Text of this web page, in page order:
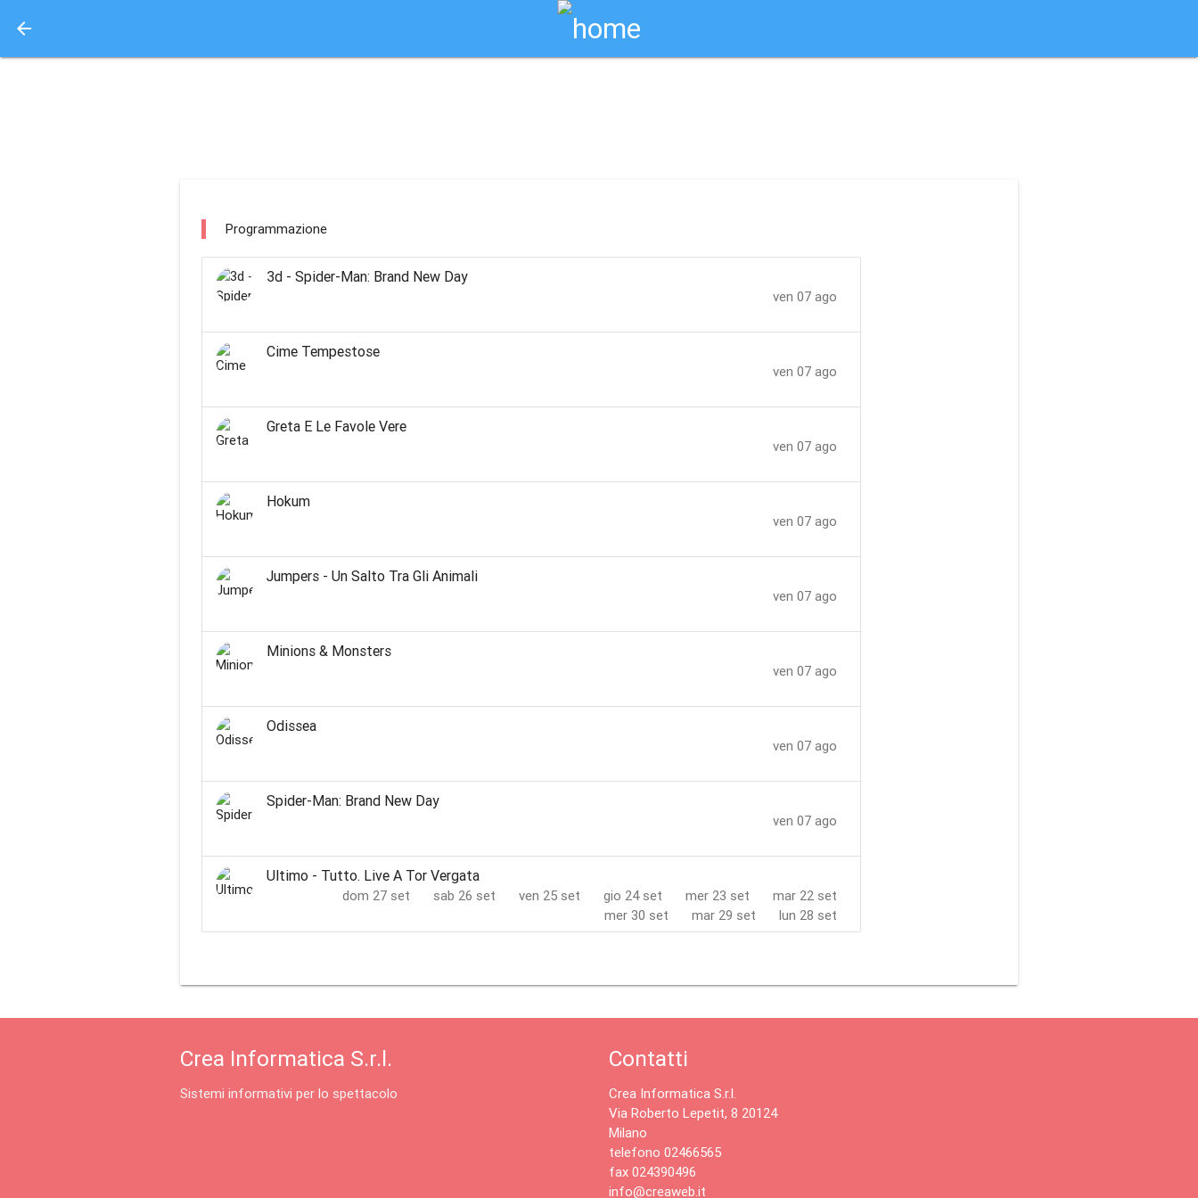
arrow_back
Programmazione
3d - Spider-Man: Brand New Day
ven 07 ago
Cime Tempestose
ven 07 ago
Greta E Le Favole Vere
ven 07 ago
Hokum
ven 07 ago
Jumpers - Un Salto Tra Gli Animali
ven 07 ago
Minions & Monsters
ven 07 ago
Odissea
ven 07 ago
Spider-Man: Brand New Day
ven 07 ago
Ultimo - Tutto. Live A Tor Vergata
mar 22 set
mer 23 set
gio 24 set
ven 25 set
sab 26 set
dom 27 set
lun 28 set
mar 29 set
mer 30 set
Crea Informatica S.r.l.
Sistemi informativi per lo spettacolo
Contatti
Crea Informatica S.r.l.
Via Roberto Lepetit, 8 20124
Milano
telefono 02466565
fax 024390496
info@creaweb.it